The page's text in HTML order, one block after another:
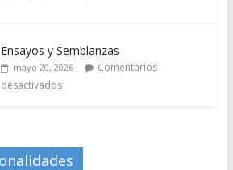
Ensayos y Semblanzas
mayo 20, 2026
Comentarios
desactivados